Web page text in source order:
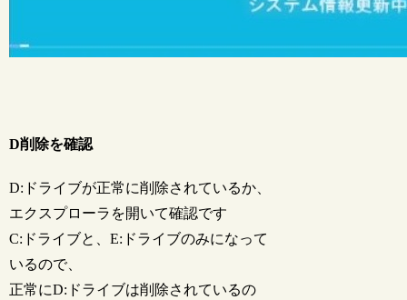
D削除を確認
D:ドライブが正常に削除されているか、
エクスプローラを開いて確認です
C:ドライブと、E:ドライブのみになって
いるので、
正常にD:ドライブは削除されているの